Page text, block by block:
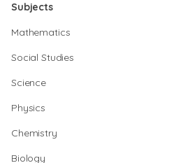
Subjects
Mathematics
Social Studies
Science
Physics
Chemistry
Biology